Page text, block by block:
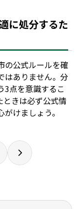
に処分するた
の公式ルールを確
はありません。分
3点を意識するこ
ときは必ず公式情
けましょう。